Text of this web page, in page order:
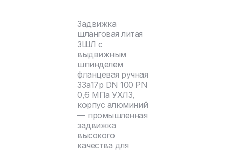
Задвижка
шланговая литая
ЗШЛ с
выдвижным
шпинделем
фланцевая ручная
33а17р DN 100 PN
0,6 МПа УХЛ3,
корпус алюминий
— промышленная
задвижка
высокого
качества для